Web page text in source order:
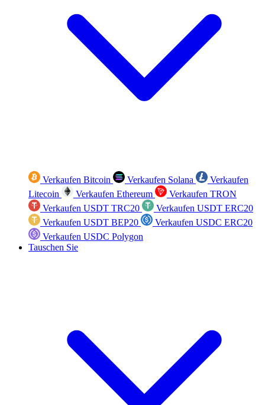
Verkaufen Bitcoin Verkaufen Solana
Verkaufen
Litecoin
Verkaufen Ethereum
Verkaufen TRON
Verkaufen USDT TRC20
Verkaufen USDT ERC20
Verkaufen USDT BEP20
Verkaufen USDC ERC20
Verkaufen USDC Polygon
Tauschen Sie